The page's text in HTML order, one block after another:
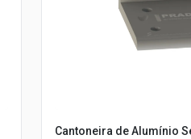
Cantoneira de Alumínio